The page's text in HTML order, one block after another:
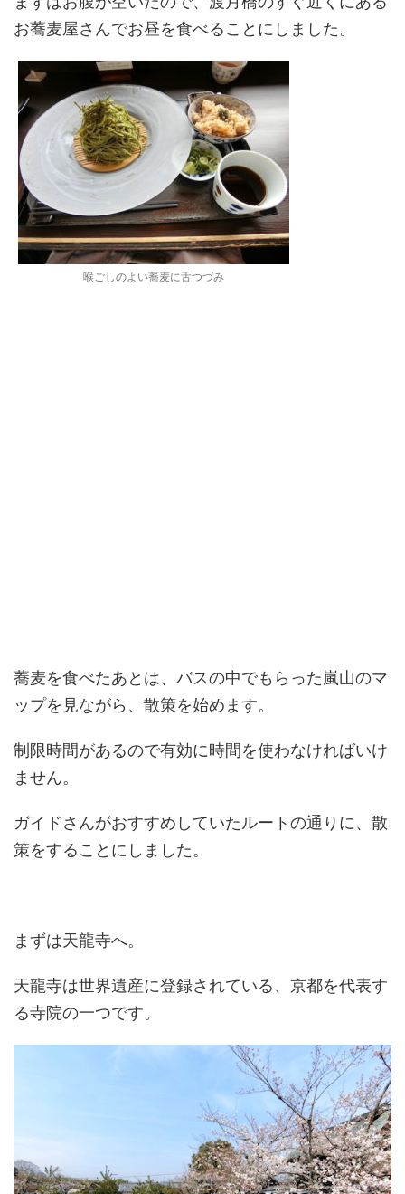
お蕎麦屋さんでお昼を食べることにしました。
喉ごしのよい蕎麦に舌つづみ
蕎麦を食べたあとは、バスの中でもらった嵐山のマ
ップを見ながら、散策を始めます。
制限時間があるので有効に時間を使わなければいけ
ません。
ガイドさんがおすすめしていたルートの通りに、散
策をすることにしました。
まずは天龍寺へ。
天龍寺は世界遺産に登録されている、京都を代表す
る寺院の一つです。